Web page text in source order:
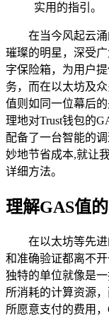
实用的指引。
在当今风起云涌
璀璨的明星，深受
字保险箱，为用户
务，而在以太坊及
值则如同一位幕后
理地对Trust钱包的
配备了一台智能的
妙地节省成本,就让
详细方法。
理解GAS值
在以太坊等先
和准确验证都离不
独特的单位就像是
所消耗的计算资源
所愿意支付的费用